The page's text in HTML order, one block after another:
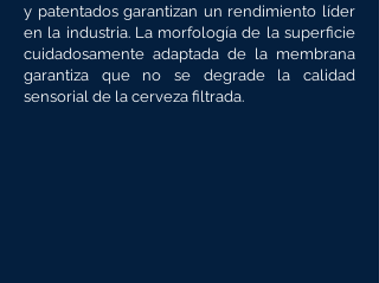
y patentados garantizan un rendimiento líder
en la industria. La morfología de la superficie
cuidadosamente adaptada de la membrana
garantiza que no se degrade la calidad
sensorial de la cerveza filtrada.